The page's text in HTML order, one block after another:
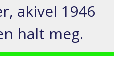
akivel 1946
halt meg.